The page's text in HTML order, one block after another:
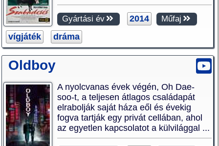
Gyártási év 2014 Műfaj
vígjáték dráma
Oldboy
A nyolcvanas évek végén, Oh Dae-
soo-t, a teljesen átlagos családapát
elrabolják saját háza eől és évekig
fogva tartják egy privát cellában, ahol
az egyetlen kapcsolatot a külvilággal ...